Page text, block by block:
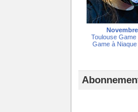
Toulouse Game
Game à